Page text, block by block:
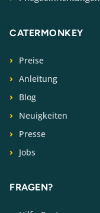
CATERMONKEY
Preise
Anleitung
Blog
Neuigkeiten
Presse
Jobs
FRAGEN?